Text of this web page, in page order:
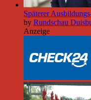
Späterer
by Rundschau
Anzeige